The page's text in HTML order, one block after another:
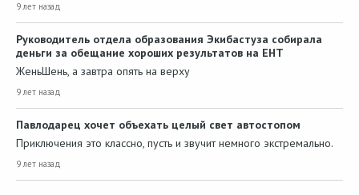
9 лет назад
Руководитель отдела образования Экибастуза собирала
деньги за обещание хороших результатов на ЕНТ
ЖеньШень, а завтра опять на верху
9 лет назад
Павлодарец хочет объехать целый свет автостопом
Приключения это классно, пусть и звучит немного экстремально.
9 лет назад